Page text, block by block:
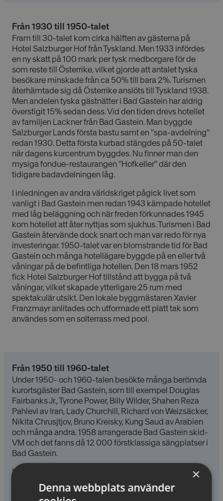
Från 1930 till 1950-talet
Fram till 30-talet kom cirka hälften av gästerna på
Hotel Salzburger Hof från Tyskland. Men 1933 infördes
en ny skatt på 100 mark per tysk medborgare för de
som reste till Österrike, vilket gjorde att antalet tyska
besökare minskade från ca 50% till bara 2%. Turismen
återhämtade sig då Österrike anslöts till Tyskland 1938.
Men andelen tyska gästnätter i Bad Gastein har aldrig
överstigit 15% sedan dess. Vid den tiden drevs hotellet
av familjen Lackner från Bad Gastein. Man byggde
Salzburger Lands första bastu samt en "spa-avdelning"
redan 1930. Detta första kurbad stängdes på 50-talet
när dagens kurcentrum byggdes. Nu finner man den
mysiga fondue-restaurangen "Hofkeller" där den
tidigare badavdelningen låg.
I inledningen av andra världskriget pågick livet som
vanligt i Bad Gastein men redan 1943 kämpade hotellet
med låg beläggning och när freden förkunnades 1945
kom hotellet att åter nyttjas som sjukhus. Turismen i Bad
Gastein återvände dock snart och man var redo för nya
investeringar. 1950-talet var en blomstrande tid för Bad
Gastein och många hotellägare byggde på en eller två
våningar på de befintliga hotellen. Den 18 mars 1952
fick Hotel Salzburger Hof tillstånd att bygga på två
våningar, vilket skapade ytterligare 25 rum med
spektakulär utsikt. Den lokale byggmästaren Xavier
Franzmayr anlitades och utformade ett platt tak som
användes som en solterrass med pool.
Från 1950 till 1960-talet
Under 1950- och 1960-talen besökte många berömda
kurortsgäster Bad Gastein, som till exempel Douglas
Fairbanks Jr., Tyrone Power, Billy Wilder, Shahen Reza
Pahlevi av Iran, Lady Churchill, Richard von Weizsäcker,
Nikita Chrusjtjov, Bruno Kreisky, Kung Saud av Arabien
och många andra. 1958 arrangerade Bad Gastein skid-
VM och det fanns då 12 000 förstklassiga sängplatser i
Bad Gastein.
I slutet av 60-talet hette borgmästaren Anton
Kerschbaumer. Han var ung och framsynt och under
några få år byggde han Österrikes första
×
Denna webbplats använder